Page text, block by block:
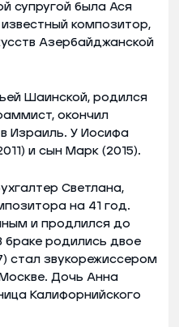
супругой была Ася
композитор,
Азербайджанской
Шаинской, родился
окончил
Израиль. У Иосифа
и сын Марк (2015).
Светлана,
на 41 год.
и продлился до
браке родились двое
стал звукорежиссером
Дочь Анна
Калифорнийского